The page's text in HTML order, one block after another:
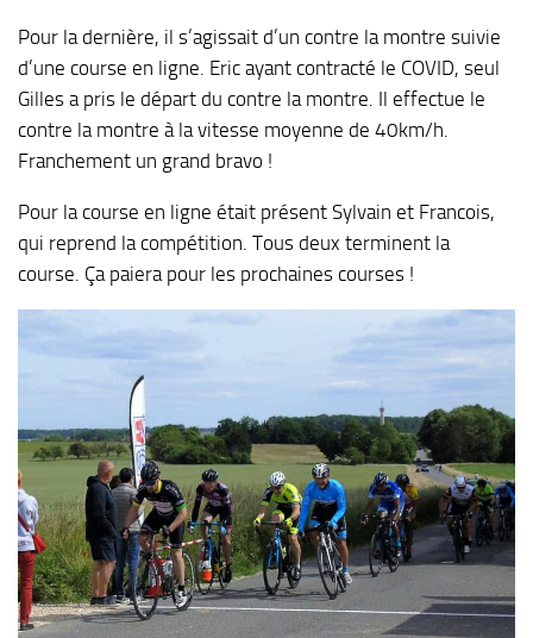
Pour la dernière, il s’agissait d’un contre la montre suivie
d’une course en ligne. Eric ayant contracté le COVID, seul
Gilles a pris le départ du contre la montre. Il effectue le
contre la montre à la vitesse moyenne de 40km/h.
Franchement un grand bravo !
Pour la course en ligne était présent Sylvain et Francois,
qui reprend la compétition. Tous deux terminent la
course. Ça paiera pour les prochaines courses !